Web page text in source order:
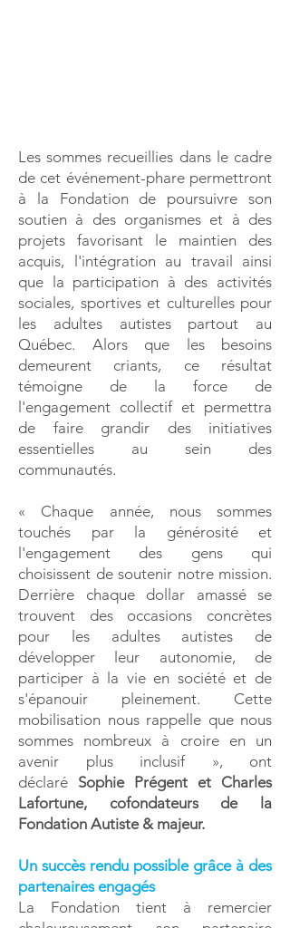
Les sommes recueillies dans le cadre
de cet événement-phare permettront
à la Fondation de poursuivre son
soutien à des organismes et à des
projets favorisant le maintien des
acquis, l'intégration au travail ainsi
que la participation à des activités
sociales, sportives et culturelles pour
les adultes autistes partout au
Québec. Alors que les besoins
demeurent criants, ce résultat
témoigne de la force de
l'engagement collectif et permettra
de faire grandir des initiatives
essentielles au sein des
communautés.
« Chaque année, nous sommes
touchés par la générosité et
l'engagement des gens qui
choisissent de soutenir notre mission.
Derrière chaque dollar amassé se
trouvent des occasions concrètes
pour les adultes autistes de
développer leur autonomie, de
participer à la vie en société et de
s'épanouir pleinement. Cette
mobilisation nous rappelle que nous
sommes nombreux à croire en un
avenir plus inclusif », ont
déclaré Sophie Prégent et Charles
Lafortune, cofondateurs de la
Fondation Autiste & majeur.
Un succès rendu possible grâce à des
partenaires engagés
La Fondation tient à remercier